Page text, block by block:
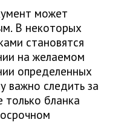
может
В некоторых
становятся
на желаемом
определенных
важно следить за
только бланка